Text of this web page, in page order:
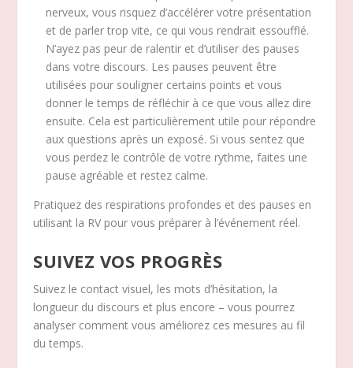
nerveux, vous risquez d’accélérer votre présentation
et de parler trop vite, ce qui vous rendrait essoufflé.
N’ayez pas peur de ralentir et d’utiliser des pauses
dans votre discours. Les pauses peuvent être
utilisées pour souligner certains points et vous
donner le temps de réfléchir à ce que vous allez dire
ensuite. Cela est particulièrement utile pour répondre
aux questions après un exposé. Si vous sentez que
vous perdez le contrôle de votre rythme, faites une
pause agréable et restez calme.
Pratiquez des respirations profondes et des pauses en
utilisant la RV pour vous préparer à l’événement réel.
SUIVEZ VOS PROGRÈS
Suivez le contact visuel, les mots d’hésitation, la
longueur du discours et plus encore – vous pourrez
analyser comment vous améliorez ces mesures au fil
du temps.